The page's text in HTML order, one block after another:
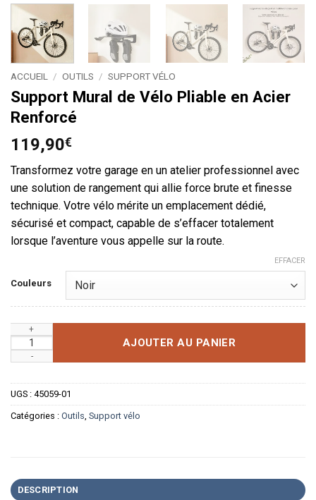
ACCUEIL / OUTILS / SUPPORT VÉLO
Support Mural de Vélo Pliable en Acier
Renforcé
119,90€
Transformez votre garage en un atelier professionnel avec
une solution de rangement qui allie force brute et finesse
technique. Votre vélo mérite un emplacement dédié,
sécurisé et compact, capable de s’effacer totalement
lorsque l’aventure vous appelle sur la route.
Couleurs
EFFACER
quantité de Support Mural de Vélo Pliable en Acier Renforcé
AJOUTER AU PANIER
UGS : 45059-01
Catégories : Outils, Support vélo
DESCRIPTION